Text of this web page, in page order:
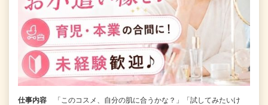
仕事内容
「このコスメ、自分の肌に合うかな？」「試してみたいけ